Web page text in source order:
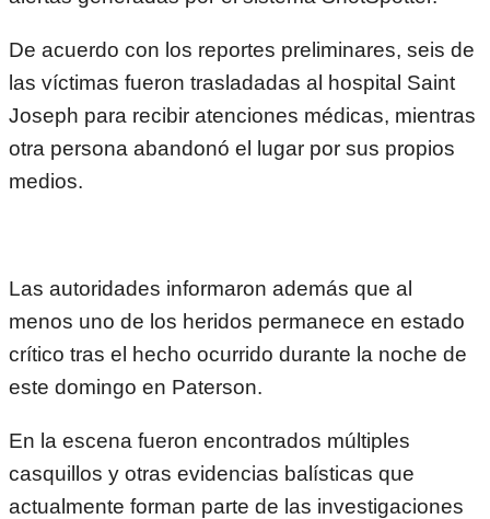
De acuerdo con los reportes preliminares, seis de
las víctimas fueron trasladadas al hospital Saint
Joseph para recibir atenciones médicas, mientras
otra persona abandonó el lugar por sus propios
medios.
Las autoridades informaron además que al
menos uno de los heridos permanece en estado
crítico tras el hecho ocurrido durante la noche de
este domingo en Paterson.
En la escena fueron encontrados múltiples
casquillos y otras evidencias balísticas que
actualmente forman parte de las investigaciones